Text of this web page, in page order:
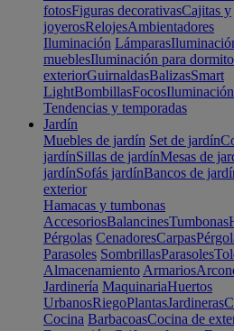
fotosFiguras decorativasCajitas y
joyerosRelojesAmbientadores
Iluminación Lámparas
mueblesIluminación para
exteriorGuirnaldasBalizasSmart
LightBombillasFocos
Tendencias y temporadas
Jardín
Muebles de jardín Set de jardín
jardínSillas de jardínMesas de
jardínSofás jardínBancos de
exterior
Hamacas y tumbonas
AccesoriosBalancinesTumbonas
Pérgolas CenadoresCarpas
Parasoles SombrillasParasoles
Almacenamiento Armarios
Jardinería MaquinariaHuertos
UrbanosRiegoPlantasJardineras
Cocina BarbacoasCocina de